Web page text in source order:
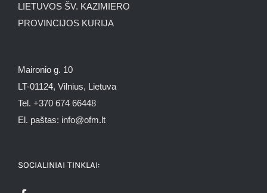
LIETUVOS ŠV. KAZIMIERO
PROVINCIJOS KURIJA
Maironio g. 10
LT-01124, Vilnius, Lietuva
Tel. +370 674 66448
El. paštas: info@ofm.lt
SOCIALINIAI TINKLAI: